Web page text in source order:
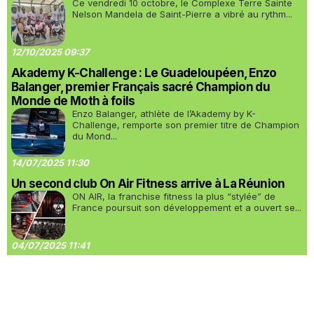
Ce vendredi 10 octobre, le Complexe Terre Sainte
Nelson Mandela de Saint-Pierre a vibré au rythm...
12/10/2025 09:37
Akademy K-Challenge : Le Guadeloupéen, Enzo
Balanger, premier Français sacré Champion du
Monde de Moth à foils
Enzo Balanger, athlète de l’Akademy by K-
Challenge, remporte son premier titre de Champion
du Mond...
14/07/2025 11:30
Un second club On Air Fitness arrive à La Réunion
ON AIR, la franchise fitness la plus “stylée” de
France poursuit son développement et a ouvert se...
04/07/2025 11:41